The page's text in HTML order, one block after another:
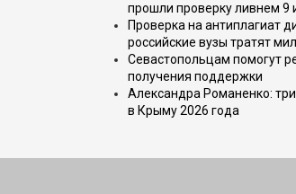
прошли проверку ливнем 9
Проверка на антиплагиат
российские вузы тратят
Севастопольцам помогут
получения поддержки
Александра Романенко:
в Крыму 2026 года